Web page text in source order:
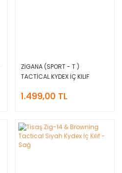
ZİGANA (SPORT - T )
TACTİCAL KYDEX İÇ KILIF
1.499,00 TL